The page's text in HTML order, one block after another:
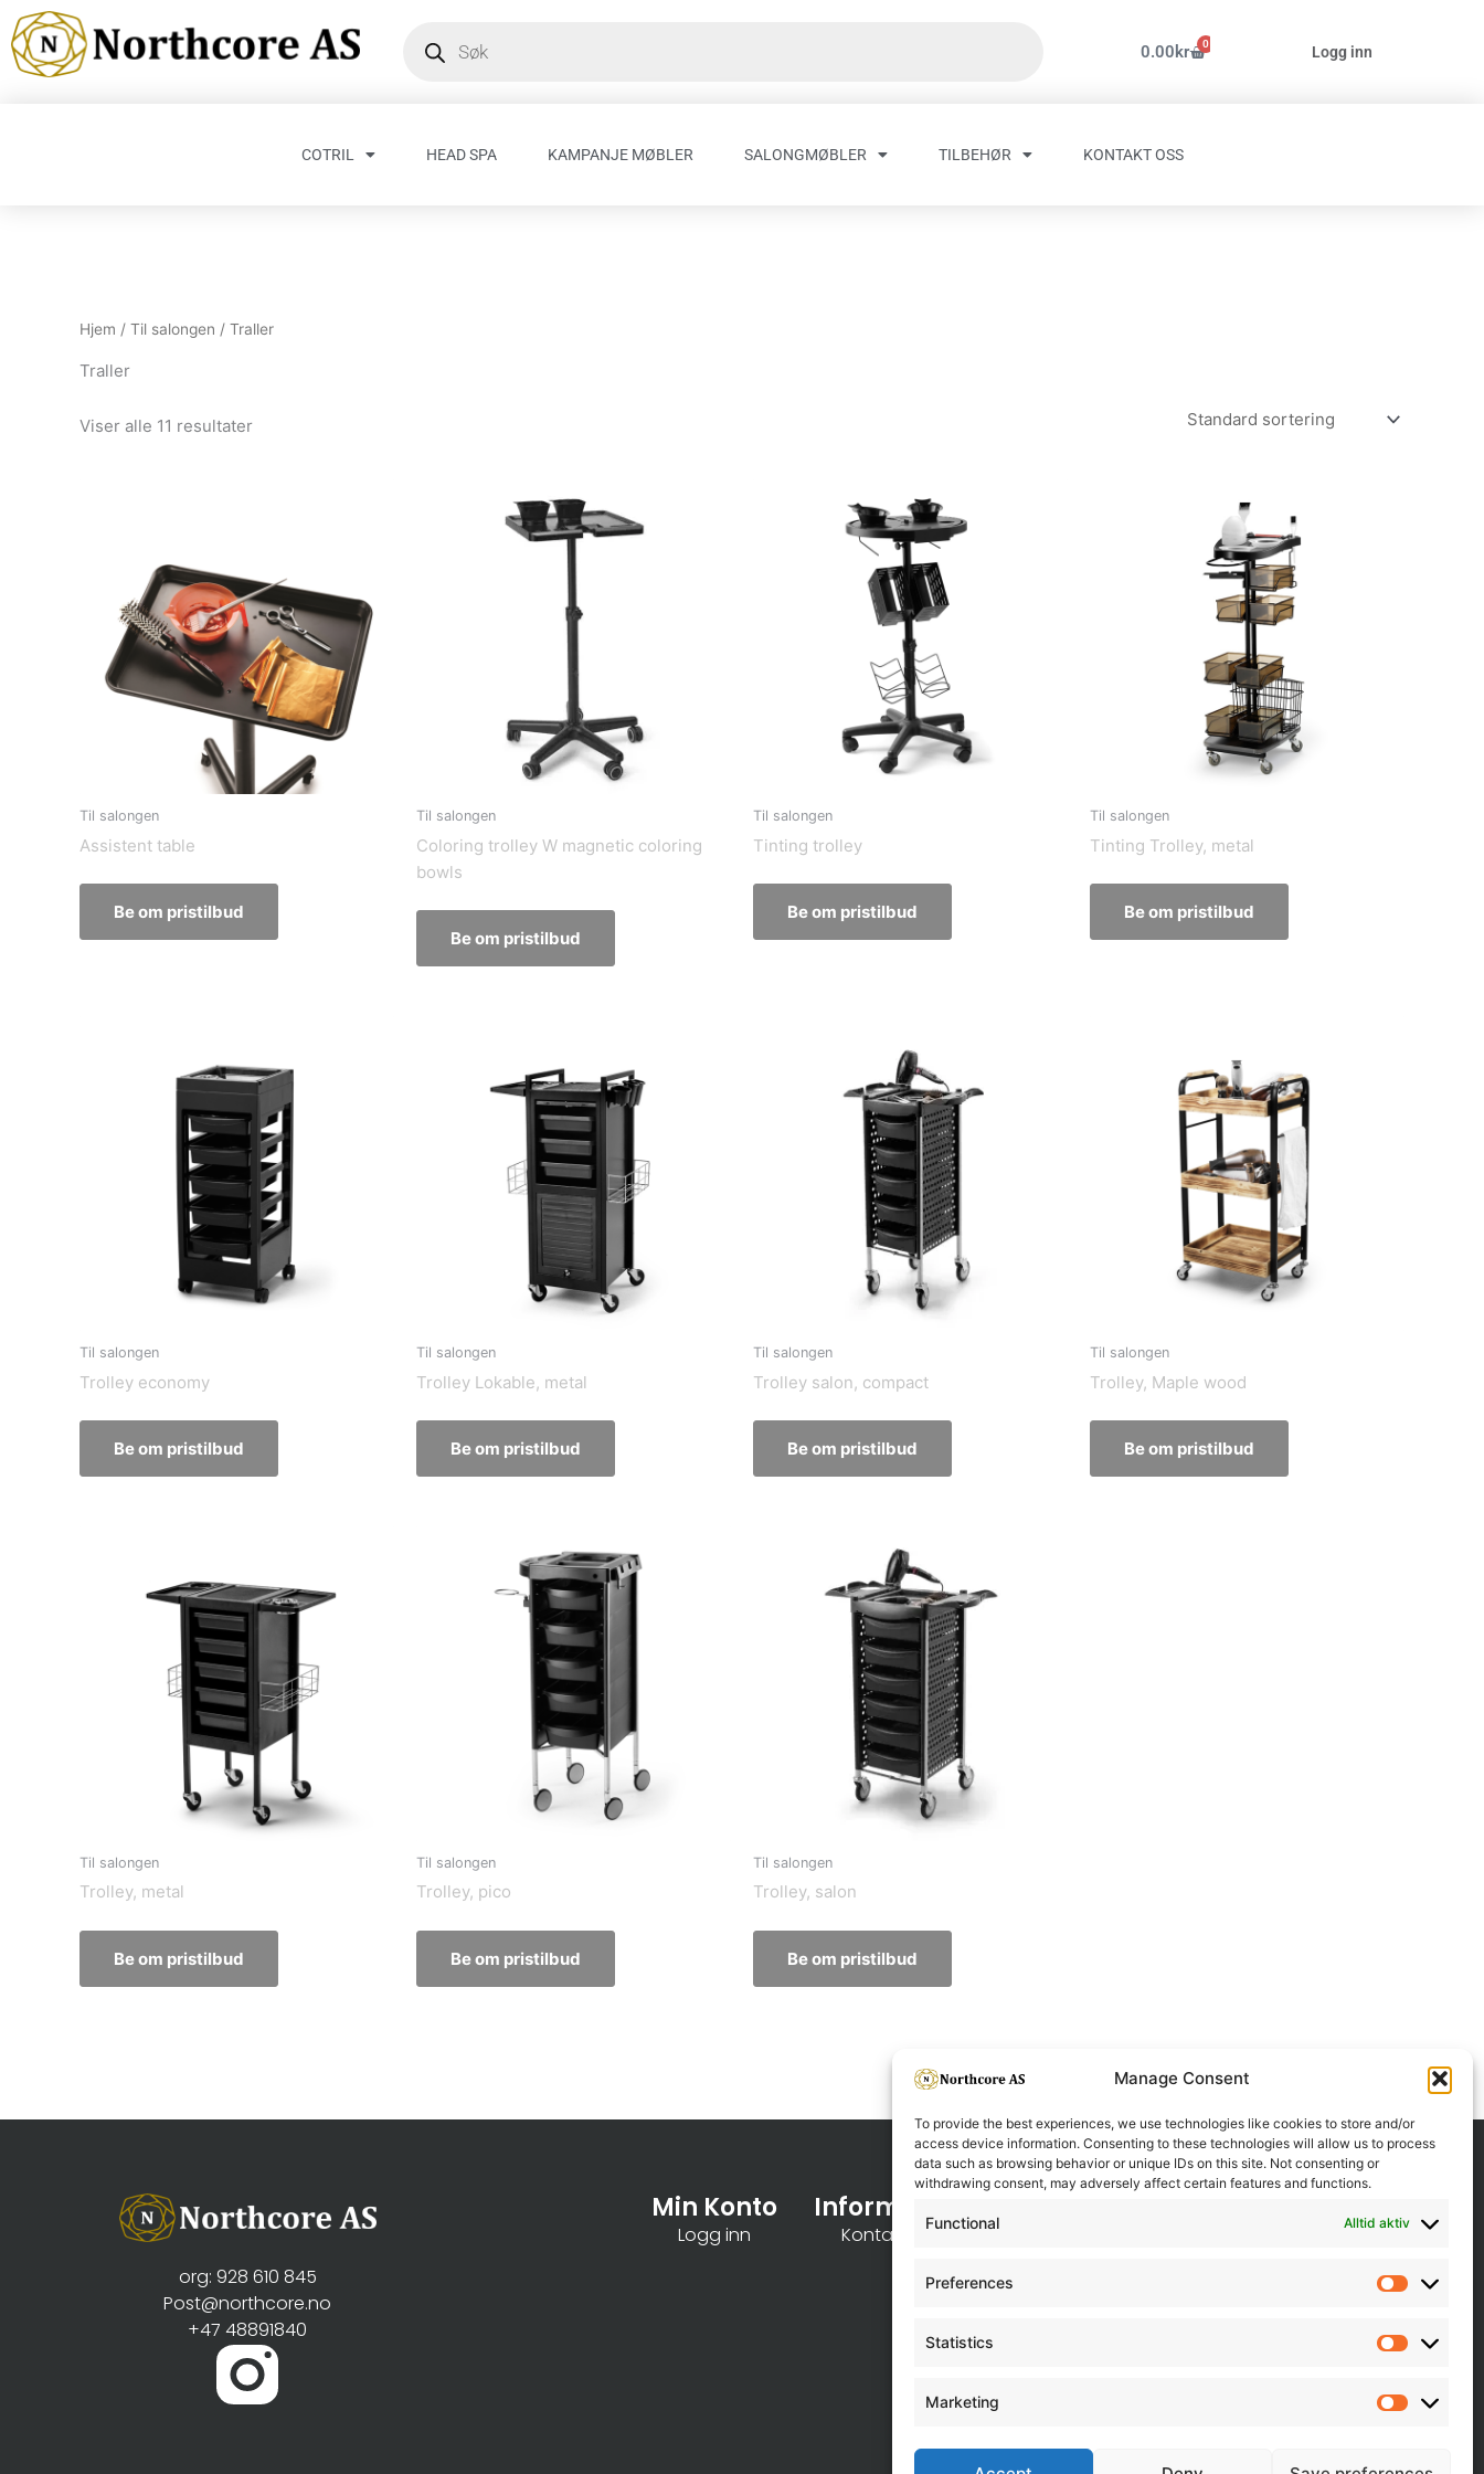
Manage Consent
To provide the best experiences, we use technologies like cookies to store and/or
access device information. Consenting to these technologies will allow us to process
data such as browsing behavior or unique IDs on this site. Not consenting or
withdrawing consent, may adversely affect certain features and functions.
Functional Alltid aktiv
Preferences
Statistics
Statistics
Marketing
Hopp
rett
0.00kr 0
Handlekurv Logg inn
COTRIL HEAD SPA KAMPANJE MØBLER SALONGMØBLER TILBEHØR KONTAKT OSS
Hjem / Til salongen / Traller
Traller
Viser alle 11 resultater
Til salongen
Assistent table
Be om pristilbud
Til salongen
Coloring trolley W magnetic coloring
bowls
Be om pristilbud
Til salongen
Tinting trolley
Be om pristilbud
Til salongen
Tinting Trolley, metal
Be om pristilbud
Til salongen
Trolley economy
Be om pristilbud
Til salongen
Trolley Lokable, metal
Be om pristilbud
Til salongen
Trolley salon, compact
Be om pristilbud
Til salongen
Trolley, Maple wood
Be om pristilbud
Til salongen
Trolley, metal
Be om pristilbud
Til salongen
Trolley, pico
Be om pristilbud
Til salongen
Trolley, salon
Be om pristilbud
org: 928 610 845
Post@northcore.no
+47 48891840
Min Konto
Logg inn
Informasjon
Kontakt oss